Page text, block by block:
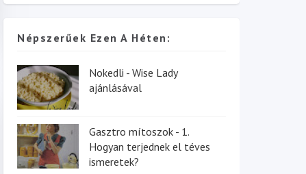
Népszerűek Ezen A Héten:
Nokedli - Wise Lady
ajánlásával
Gasztro mítoszok - 1.
Hogyan terjednek el téves
ismeretek?